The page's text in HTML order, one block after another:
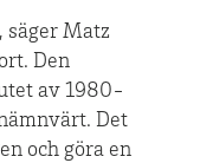
säger Matz
Den
av 1980-
Det
och göra en